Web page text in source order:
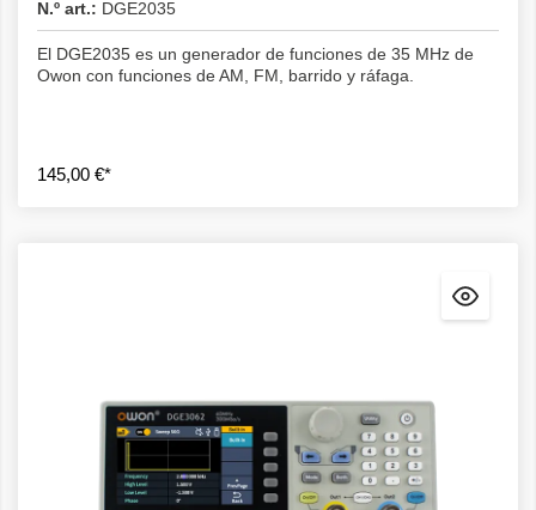
N.º art.: DGE2035
El DGE2035 es un generador de funciones de 35 MHz de
Owon con funciones de AM, FM, barrido y ráfaga.
145,00 €*